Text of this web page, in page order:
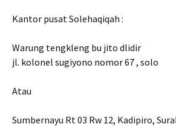
Kantor pusat Solehaqiqah :
Warung tengkleng bu jito dlidir
jl. kolonel sugiyono nomor 67 , solo
Atau
Sumbernayu Rt 03 Rw 12, Kadipiro,